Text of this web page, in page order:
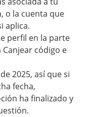
o la cuenta que
aplica.
perfil en la parte
código e
2025, así que si
fecha,
ha finalizado y